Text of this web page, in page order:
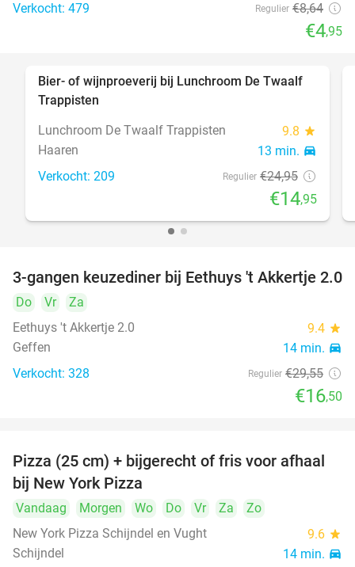
Verkocht: 479 Regulier €8,64
€4,95
40%
Bier- of wijnproeverij bij Lunchroom De Twaalf
Trappisten
Lunchroom De Twaalf Trappisten
9.8 star
Haaren 13 min. directions_car
Verkocht: 209 Regulier €24,95
€14,95
44%
3-gangen keuzediner bij Eethuys 't Akkertje 2.0
Do Vr
Za
Eethuys 't Akkertje 2.0
9.4 star
Geffen 14 min. directions_car
Verkocht: 328 Regulier €29,55
€16,50
48%
Pizza (25 cm) + bijgerecht of fris voor afhaal
bij New York Pizza
Vandaag Morgen Wo Do Vr Za
Zo
New York Pizza Schijndel en Vught
9.6 star
Schijndel 14 min. directions_car